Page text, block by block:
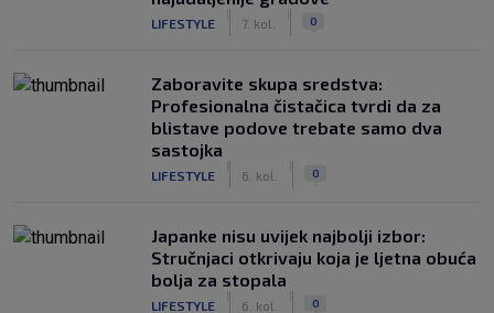
LIFESTYLE 7. kol. 0
Zaboravite skupa sredstva:
Profesionalna čistačica tvrdi da za
blistave podove trebate samo dva
sastojka
LIFESTYLE 6. kol. 0
Japanke nisu uvijek najbolji izbor:
Stručnjaci otkrivaju koja je ljetna obuća
bolja za stopala
LIFESTYLE 6. kol. 0